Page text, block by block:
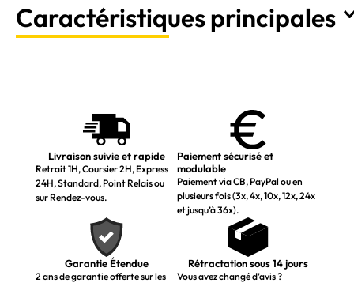
Caractéristiques principales
Livraison suivie et rapide
Retrait 1H, Coursier 2H, Express
24H, Standard, Point Relais ou
sur Rendez-vous.
Paiement sécurisé et
modulable
Paiement via CB, PayPal ou en
plusieurs fois (3x, 4x, 10x, 12x, 24x
et jusqu’à 36x).
Garantie Étendue
2 ans de garantie offerte sur les
Rétractation sous 14 jours
Vous avez changé d’avis ?